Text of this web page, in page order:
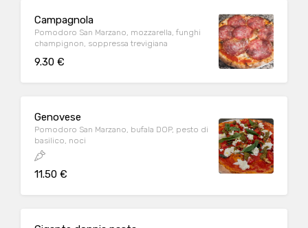
Campagnola
Pomodoro San Marzano, mozzarella, funghi
champignon, soppressa trevigiana
9.30 €
Genovese
Pomodoro San Marzano, bufala DOP, pesto di
basilico, noci
11.50 €